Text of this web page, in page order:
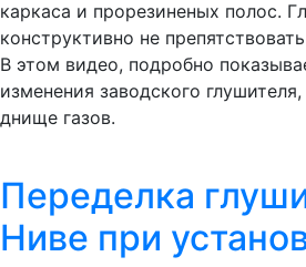
каркаса и прорезиненых полос.
конструктивно не
В этом видео, подробно
изменения заводского
днище газов.
Переделка
Ниве при